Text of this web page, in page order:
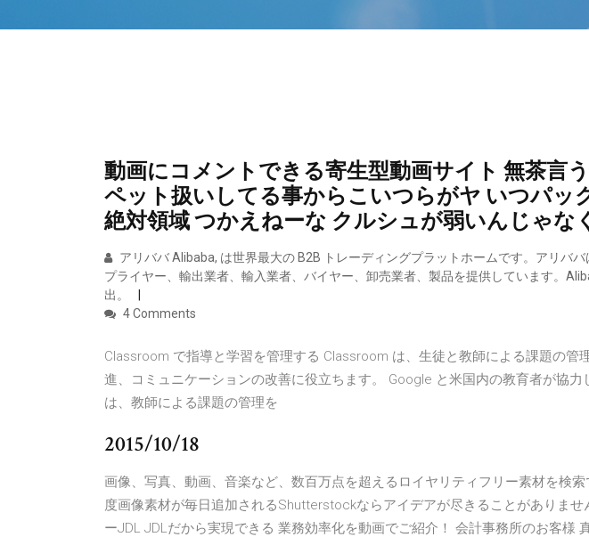
動画にコメントできる寄生型動画サイト 無茶言
ペット扱いしてる事からこいつらがヤ いつパッ
絶対領域 つかえねーな クルシュが弱いんじゃな
アリババ Alibaba, は世界最大の B2B トレーディングプラットホームです。アリバ
プライヤー、輸出業者、輸入業者、バイヤー、卸売業者、製品を提供しています。
出。
4 Comments
Classroom で指導と学習を管理する Classroom は、生徒と教師による課題の管
進、コミュニケーションの改善に役立ちます。 Google と米国内の教育者が協力
は、教師による課題の管理を
2015/10/18
画像、写真、動画、音楽など、数百万点を超えるロイヤリティフリー素材を検
度画像素材が毎日追加されるShutterstockならアイデアが尽きることがありませ
ーJDL JDLだから実現できる 業務効率化を動画でご紹介！ 会計事務所のお客様